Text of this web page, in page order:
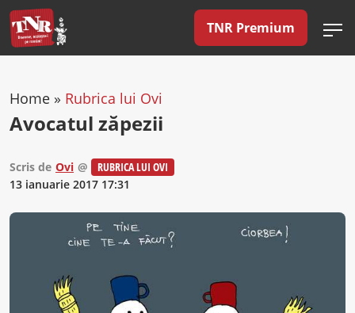
TNR Premium
Home » Rubrica lui Ovi
Avocatul zăpezii
Scris de Ovi @
RUBRICA LUI OVI
13 ianuarie 2017 17:31